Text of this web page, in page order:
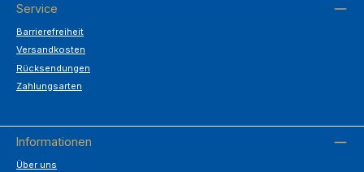
Service
Barrierefreiheit
Versandkosten
Rücksendungen
Zahlungsarten
Informationen
Über uns